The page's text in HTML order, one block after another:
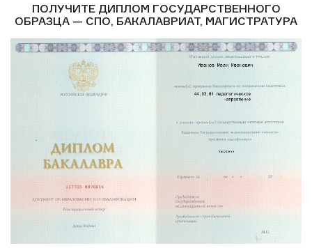
ПОЛУЧИТЕ ДИПЛОМ ГОСУДАРСТВЕННОГО
ОБРАЗЦА — СПО, БАКАЛАВРИАТ, МАГИСТРАТУРА